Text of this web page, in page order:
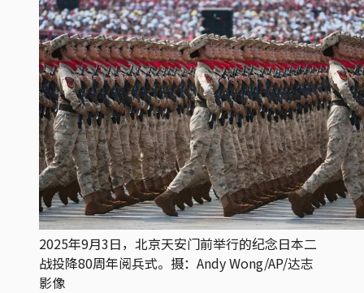
2025年9月3日，北京天安门前举行的纪念日本二
战投降80周年阅兵式。摄：Andy Wong/AP/达志
影像